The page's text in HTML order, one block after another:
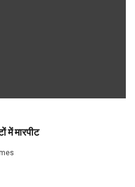
में मारपीट